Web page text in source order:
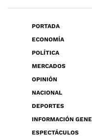
PORTADA
ECONOMÍA
POLÍTICA
MERCADOS
OPINIÓN
NACIONAL
DEPORTES
INFORMACIÓN
ESPECTÁCULOS